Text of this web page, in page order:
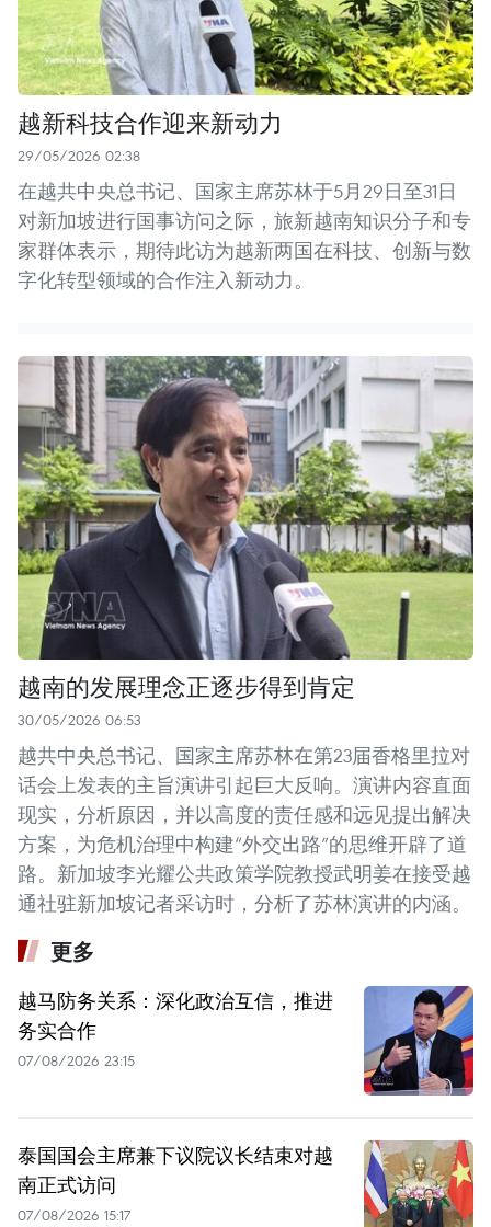
越新科技合作迎来新动力
29/05/2026 02:38
在越共中央总书记、国家主席苏林于5月29日至31日
对新加坡进行国事访问之际，旅新越南知识分子和专
家群体表示，期待此访为越新两国在科技、创新与数
字化转型领域的合作注入新动力。
越南的发展理念正逐步得到肯定
30/05/2026 06:53
越共中央总书记、国家主席苏林在第23届香格里拉对
话会上发表的主旨演讲引起巨大反响。演讲内容直面
现实，分析原因，并以高度的责任感和远见提出解决
方案，为危机治理中构建“外交出路”的思维开辟了道
路。新加坡李光耀公共政策学院教授武明姜在接受越
通社驻新加坡记者采访时，分析了苏林演讲的内涵。
更多
越马防务关系：深化政治互信，推进
务实合作
07/08/2026 23:15
泰国国会主席兼下议院议长结束对越
南正式访问
07/08/2026 15:17